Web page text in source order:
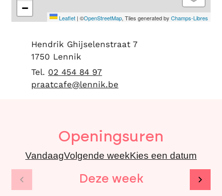
−
Leaflet | ©OpenStreetMap, Tiles generated by Champs-Libres
AdresHendrik Ghijselenstraat 7
,1750 Lennik
02 454 84 97
E-mailpraatcafe@lennik.be
Openingsuren
VandaagVolgende weekKies een datum
Deze week
Bekijk openingsuren van de week hiervoor